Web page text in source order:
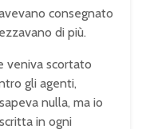
consegnato
di più.
veniva scortato
gli agenti,
nulla, ma io
in ogni